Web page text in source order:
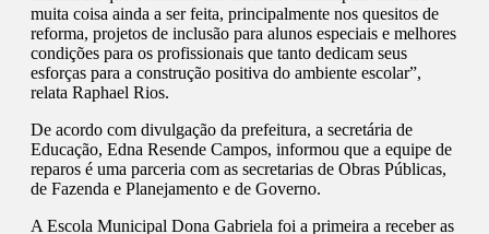
muita coisa ainda a ser feita, principalmente nos quesitos de
reforma, projetos de inclusão para alunos especiais e melhores
condições para os profissionais que tanto dedicam seus
esforças para a construção positiva do ambiente escolar”,
relata Raphael Rios.
De acordo com divulgação da prefeitura, a secretária de
Educação, Edna Resende Campos, informou que a equipe de
reparos é uma parceria com as secretarias de Obras Públicas,
de Fazenda e Planejamento e de Governo.
A Escola Municipal Dona Gabriela foi a primeira a receber as